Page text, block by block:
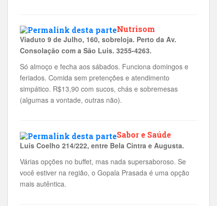
Nutrisom
Viaduto 9 de Julho, 160, sobreloja. Perto da Av.
Consolação com a São Luis. 3255-4263.
Só almoço e fecha aos sábados. Funciona domingos e
feriados. Comida sem pretenções e atendimento
simpático. R$13,90 com sucos, chás e sobremesas
(algumas a vontade, outras não).
Sabor e Saúde
Luis Coelho 214/222, entre Bela Cintra e Augusta.
Várias opções no buffet, mas nada supersaboroso. Se
você estiver na região, o Gopala Prasada é uma opção
mais autêntica.